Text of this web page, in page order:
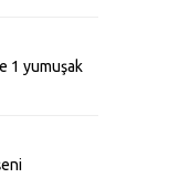
1 yumuşak